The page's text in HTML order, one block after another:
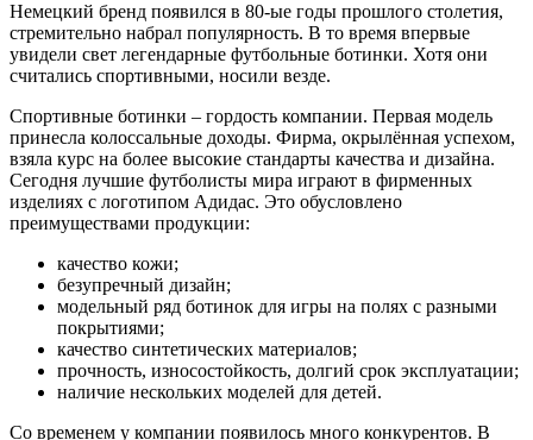
Немецкий бренд появился в 80-ые годы прошлого столетия,
стремительно набрал популярность. В то время впервые
увидели свет легендарные футбольные ботинки. Хотя они
считались спортивными, носили везде.
Спортивные ботинки – гордость компании. Первая модель
принесла колоссальные доходы. Фирма, окрылённая успехом,
взяла курс на более высокие стандарты качества и дизайна.
Сегодня лучшие футболисты мира играют в фирменных
изделиях с логотипом Адидас. Это обусловлено
преимуществами продукции:
качество кожи;
безупречный дизайн;
модельный ряд ботинок для игры на полях с разными
покрытиями;
качество синтетических материалов;
прочность, износостойкость, долгий срок эксплуатации;
наличие нескольких моделей для детей.
Со временем у компании появилось много конкурентов. В